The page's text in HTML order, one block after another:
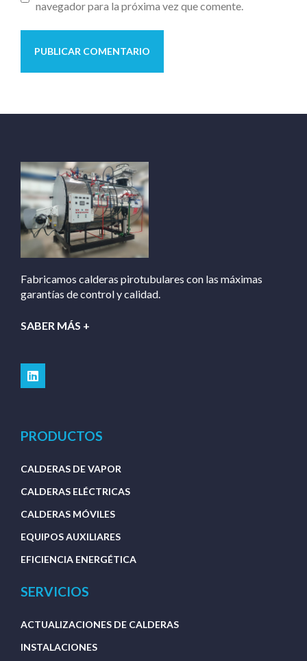
navegador para la próxima vez que comente.
Fabricamos calderas pirotubulares con las máximas
garantías de control y calidad.
SABER MÁS +
PRODUCTOS
CALDERAS DE VAPOR
CALDERAS ELÉCTRICAS
CALDERAS MÓVILES
EQUIPOS AUXILIARES
EFICIENCIA ENERGÉTICA
SERVICIOS
ACTUALIZACIONES DE CALDERAS
INSTALACIONES